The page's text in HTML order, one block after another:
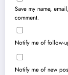
Save my name,
comment.
Notify me of follow-
Notify me of new